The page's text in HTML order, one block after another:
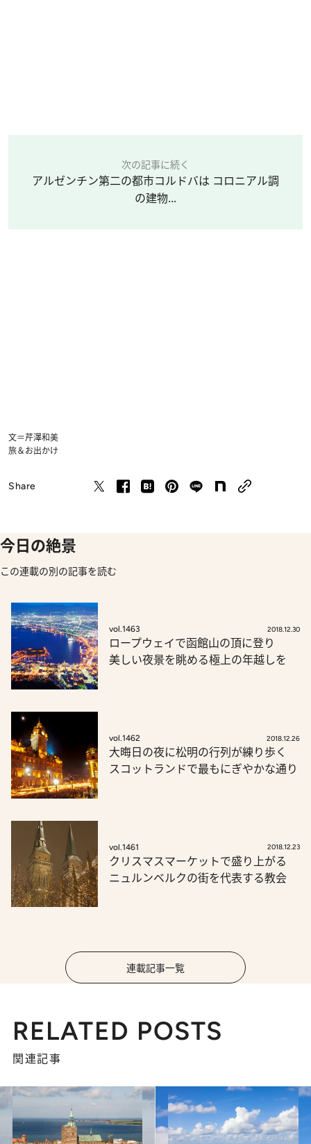
次の記事に続く
アルゼンチン第二の都市コルドバは コロニアル調
の建物...
文＝芹澤和美
旅＆お出かけ
Share
今日の絶景
この連載の別の記事を読む
vol.1463 2018.12.30
ロープウェイで函館山の頂に登り
美しい夜景を眺める極上の年越しを
vol.1462 2018.12.26
大晦日の夜に松明の行列が練り歩く
スコットランドで最もにぎやかな通り
vol.1461 2018.12.23
クリスマスマーケットで盛り上がる
ニュルンベルクの街を代表する教会
連載記事一覧
RELATED POSTS
関連記事